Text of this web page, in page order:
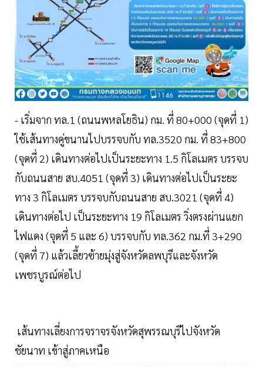
- เริ่มจาก ทล.1 (ถนนพหลโยธิน) กม. ที่ 80+000 (จุดที่ 1)
ใช้เส้นทางคู่ขนานไปบรรจบกับ ทล.3520 กม. ที่ 83+800
(จุดที่ 2) เดินทางต่อไปเป็นระยะทาง 1.5 กิโลเมตร บรรจบ
กับถนนสาย สบ.4051 (จุดที่ 3) เดินทางต่อไปเป็นระยะ
ทาง 3 กิโลเมตร บรรจบกับถนนสาย สบ.3021 (จุดที่ 4)
เดินทางต่อไป เป็นระยะทาง 19 กิโลเมตร วิ่งตรงผ่านแยก
ไฟแดง (จุดที่ 5 และ 6) บรรจบกับ ทล.362 กม.ที่ 3+290
(จุดที่ 7) แล้วเลี้ยวซ้ายมุ่งสู่จังหวัดลพบุรีและจังหวัด
เพชรบูรณ์ต่อไป
เส้นทางเลี่ยงการจราจรจังหวัดสุพรรณบุรีไปจังหวัด
ชัยนาท เข้าสู่ภาคเหนือ